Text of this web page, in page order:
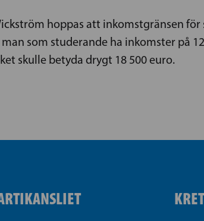
hoppas att inkomstgränsen
som studerande ha inkomster på
skulle betyda drygt 18 500 euro.